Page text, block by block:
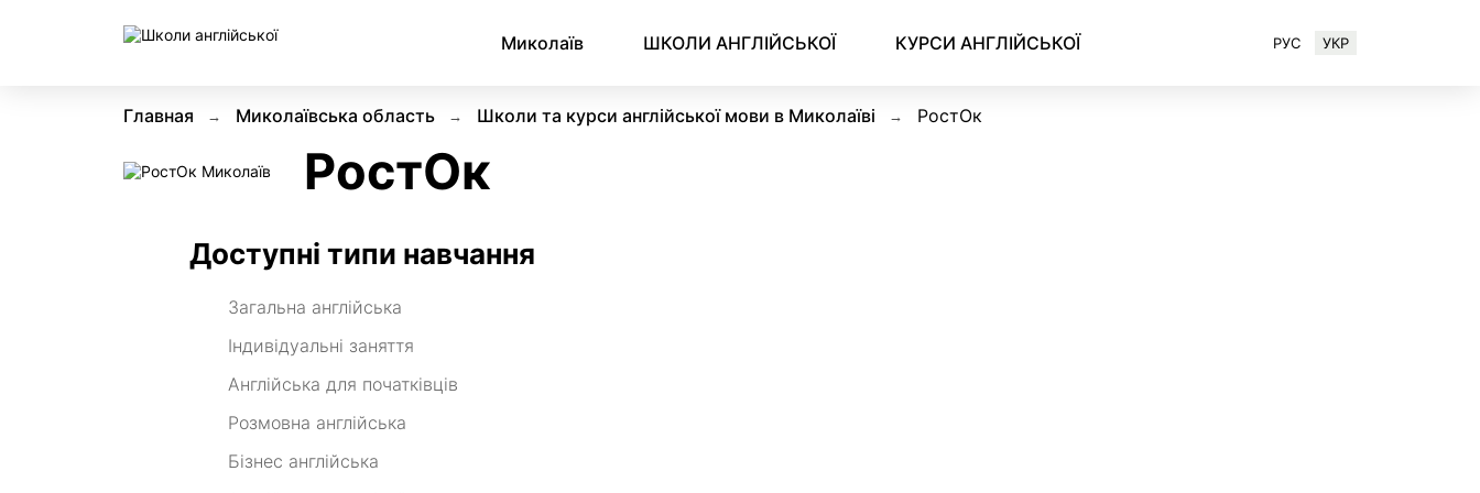
РУС УКР
Миколаїв ШКОЛИ АНГЛІЙСЬКОЇ КУРСИ АНГЛІЙСЬКОЇ
Главная Миколаївська область Школи та курси англійської мови в Миколаїві РостОк
РостОк
Доступні типи навчання
Загальна англійська
Індивідуальні заняття
Англійська для початківців
Розмовна англійська
Бізнес англійська